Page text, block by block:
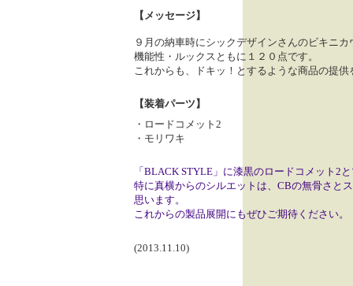
【メッセージ】
９月の納車時にシックデザインさんのビキニ
機能性・ルックスともに１２０点です。
これからも、ドキッ！とするような商品の提供
【装着パーツ】
・ロードコメット2
・モリワキ
「BLACK STYLE」に漆黒のロードコメット2
特に真横からのシルエットは、CBの無骨さと
思います。
これからの製品展開にもぜひご期待ください。
(2013.11.10)